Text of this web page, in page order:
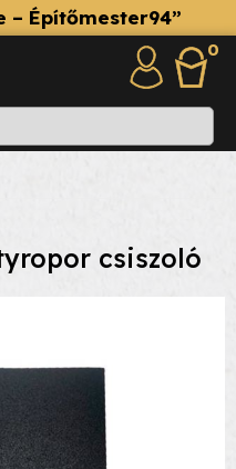
– Építőmester94”
0
csiszoló